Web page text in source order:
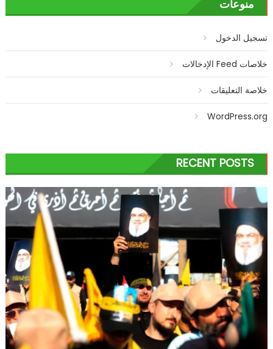
منوعات
تسجيل الدخول
خلاصات Feed الإدخالات
خلاصة التعليقات
WordPress.org
RECENT POSTS